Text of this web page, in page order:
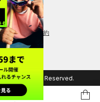
表記 会員規約
All Rights Reserved.